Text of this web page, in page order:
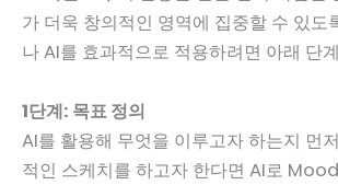
가 더욱 창의적인 영역에 집중할 수 있도
나 AI를 효과적으로 적용하려면 아래 단
1단계: 목표 정의
AI를 활용해 무엇을 이루고자 하는지 먼
적인 스케치를 하고자 한다면 AI로